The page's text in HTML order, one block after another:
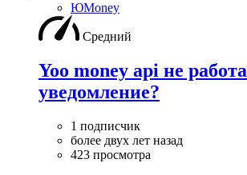
ЮMoney
Средний
Yoo money api не
уведомление?
1 подписчик
более двух лет назад
423 просмотра